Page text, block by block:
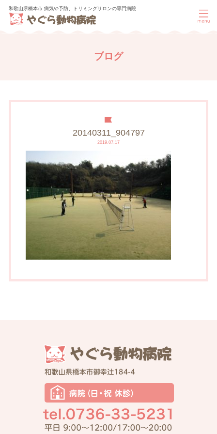
和歌山県橋本市 病気や予防、トリミングサロンの専門病院
ブログ
20140311_904797
2019.07.17